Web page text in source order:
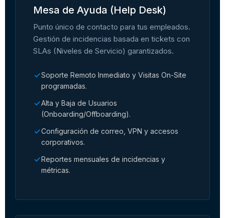
Mesa de Ayuda (Help Desk)
Punto único de contacto para tus empleados.
Gestión de incidencias basada en tickets con
SLAs (Niveles de Servicio) garantizados.
Soporte Remoto Inmediato y Visitas On-Site
programadas.
Alta y Baja de Usuarios
(Onboarding/Offboarding).
Configuración de correo, VPN y accesos
corporativos.
Reportes mensuales de incidencias y
métricas.